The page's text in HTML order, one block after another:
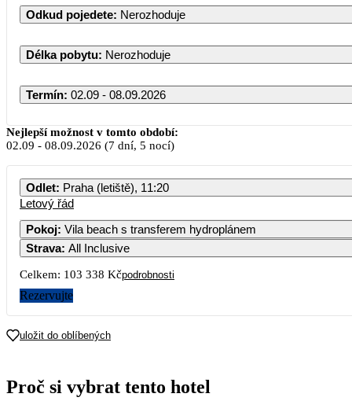
Odkud pojedete: Nerozhoduje
Délka pobytu: Nerozhoduje
Termín: 02.09 - 08.09.2026
PO
71
Nejlepší možnost v tomto období:
02.09 - 08.09.2026 (7 dní, 5 nocí)
Odlet: Praha (letiště), 11:20
Letový řád
Pokoj:
Vila beach s transferem hydroplánem
Strava: All Inclusive
Celkem: 103 338 Kčpodrobnosti
Rezervujte
uložit do oblíbených
Proč si vybrat tento hotel